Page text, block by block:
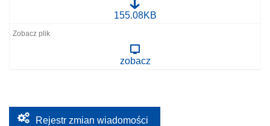
0
2
155.08KB
zobacz
Rejestr zmian wiadomości